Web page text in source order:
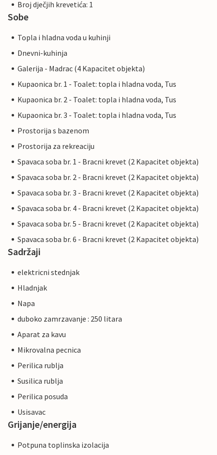
Broj dječjih krevetića: 1
Sobe
Topla i hladna voda u kuhinji
Dnevni-kuhinja
Galerija - Madrac (4 Kapacitet objekta)
Kupaonica br. 1 - Toalet: topla i hladna voda, Tus
Kupaonica br. 2 - Toalet: topla i hladna voda, Tus
Kupaonica br. 3 - Toalet: topla i hladna voda, Tus
Prostorija s bazenom
Prostorija za rekreaciju
Spavaca soba br. 1 - Bracni krevet (2 Kapacitet objekta)
Spavaca soba br. 2 - Bracni krevet (2 Kapacitet objekta)
Spavaca soba br. 3 - Bracni krevet (2 Kapacitet objekta)
Spavaca soba br. 4 - Bracni krevet (2 Kapacitet objekta)
Spavaca soba br. 5 - Bracni krevet (2 Kapacitet objekta)
Spavaca soba br. 6 - Bracni krevet (2 Kapacitet objekta)
Sadržaji
elektricni stednjak
Hladnjak
Napa
duboko zamrzavanje : 250 litara
Aparat za kavu
Mikrovalna pecnica
Perilica rublja
Susilica rublja
Perilica posuda
Usisavac
Grijanje/energija
Potpuna toplinska izolacija